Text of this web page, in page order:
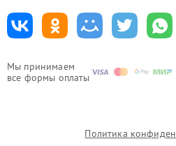
Мы принимаем
все формы оплаты
Политика